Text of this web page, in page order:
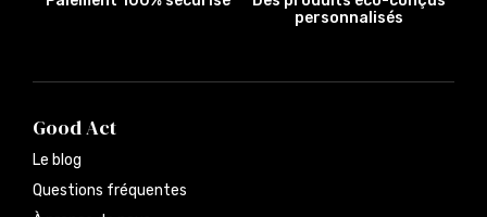
personnalisés
Good Act
Le blog
Questions fréquentes